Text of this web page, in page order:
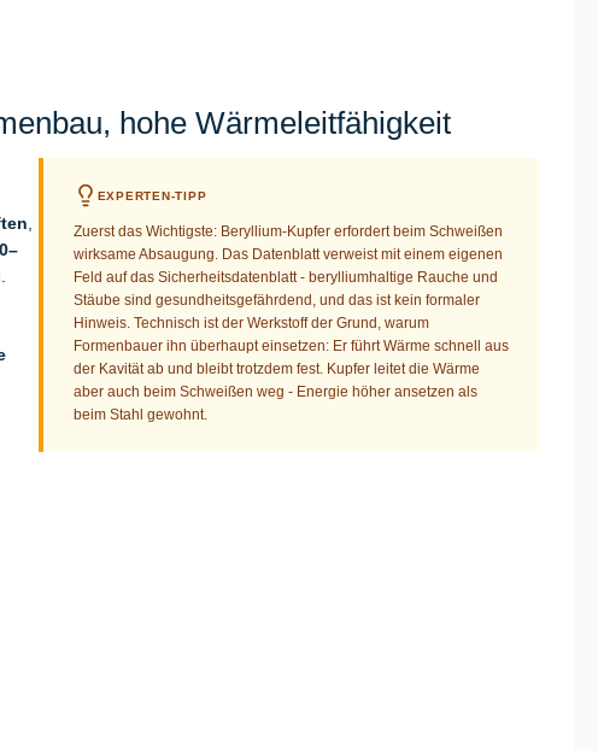
hohe Wärmeleitfähigkeit
EXPERTEN-TIPP
Zuerst das Wichtigste: Beryllium-Kupfer erfordert beim Schweißen
wirksame Absaugung. Das Datenblatt verweist mit einem eigenen
Feld auf das Sicherheitsdatenblatt - berylliumhaltige Rauche und
Stäube sind gesundheitsgefährdend, und das ist kein formaler
Hinweis. Technisch ist der Werkstoff der Grund, warum
Formenbauer ihn überhaupt einsetzen: Er führt Wärme schnell aus
der Kavität ab und bleibt trotzdem fest. Kupfer leitet die Wärme
aber auch beim Schweißen weg - Energie höher ansetzen als
beim Stahl gewohnt.